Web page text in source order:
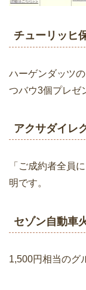
チューリッヒ
ハーゲンダッツ
つバウ3個プレゼ
アクサダイレ
「ご成約者全員
明です。
セゾン自動車
1,500円相当のグ